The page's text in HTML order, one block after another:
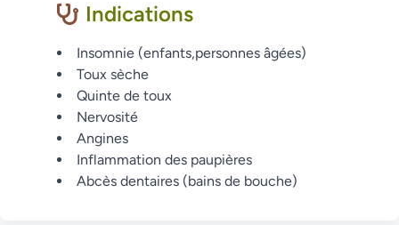
Indications
Insomnie (enfants,personnes âgées)
Toux sèche
Quinte de toux
Nervosité
Angines
Inflammation des paupières
Abcès dentaires (bains de bouche)